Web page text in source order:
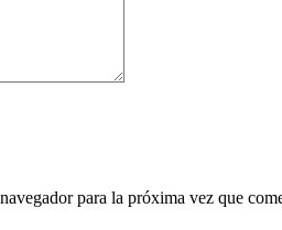
para la próxima vez que